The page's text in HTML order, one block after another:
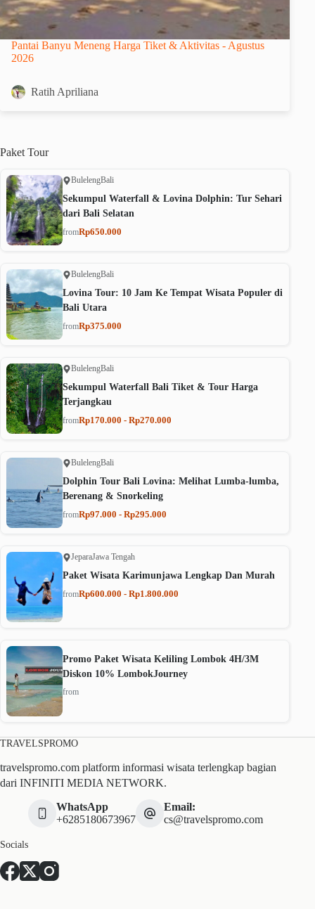
Pantai Banyu Meneng Harga Tiket & Aktivitas - Agustus
2026
Ratih Apriliana
Paket Tour
BulelengBali
Sekumpul Waterfall & Lovina Dolphin: Tur Sehari
dari Bali Selatan
fromRp650.000
BulelengBali
Lovina Tour: 10 Jam Ke Tempat Wisata Populer di
Bali Utara
fromRp375.000
BulelengBali
Sekumpul Waterfall Bali Tiket & Tour Harga
Terjangkau
fromRp170.000 - Rp270.000
BulelengBali
Dolphin Tour Bali Lovina: Melihat Lumba-lumba,
Berenang & Snorkeling
fromRp97.000 - Rp295.000
JeparaJawa Tengah
Paket Wisata Karimunjawa Lengkap Dan Murah
fromRp600.000 - Rp1.800.000
Promo Paket Wisata Keliling Lombok 4H/3M
Diskon 10% LombokJourney
from
TRAVELSPROMO
travelspromo.com platform informasi wisata terlengkap bagian
dari INFINITI MEDIA NETWORK.
WhatsApp
+6285180673967
Email:
cs@travelspromo.com
Socials